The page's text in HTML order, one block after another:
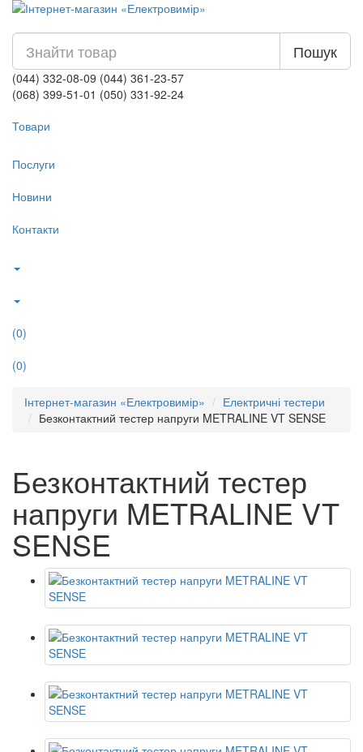
Пошук
(044) 332-08-09 (044) 361-23-57
(068) 399-51-01 (050) 331-92-24
Товари
Послуги
Новини
Контакти
(0)
(0)
Інтернет-магазин «Електровимір»
Електричні тестери
Безконтактний тестер напруги METRALINE VT SENSE
Безконтактний тестер
напруги METRALINE VT
SENSE